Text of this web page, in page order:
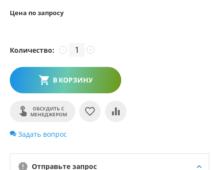
Цена по запросу
Количество: +
−
В КОРЗИНУ
ОБСУДИТЬ С
МЕНЕДЖЕРОМ
Задать вопрос
Отправьте запрос